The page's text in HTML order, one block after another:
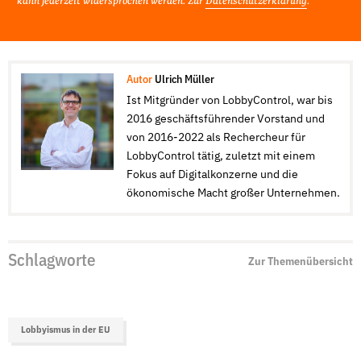
Autor Ulrich Müller
Ist Mitgründer von LobbyControl, war bis
2016 geschäftsführender Vorstand und
von 2016-2022 als Rechercheur für
LobbyControl tätig, zuletzt mit einem
Fokus auf Digitalkonzerne und die
ökonomische Macht großer Unternehmen.
Schlagworte Zur Themenübersicht
Lobbyismus in der EU